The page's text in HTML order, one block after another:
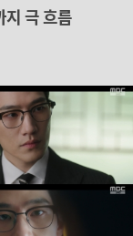
지 극 흐름